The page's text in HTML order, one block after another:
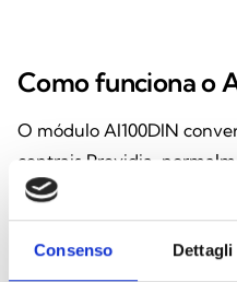
Consenso Dettagli
Como funciona o
O módulo AI100DIN
centrais Previdia,
protegida contra
corrente constante,
dispositivos de extinção